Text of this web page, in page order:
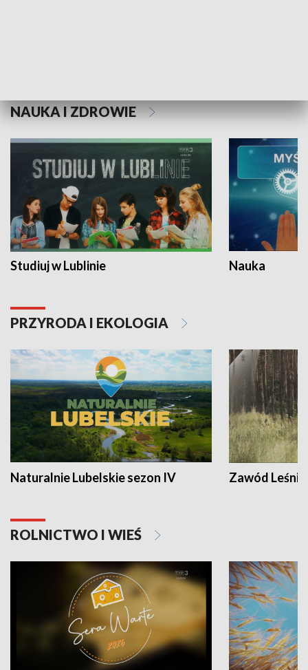
NAUKA I ZDROWIE
Studiuj w Lublinie Nauka
PRZYRODA I EKOLOGIA
Naturalnie Lubelskie sezon IV Zawód Leśnik
ROLNICTWO I WIEŚ